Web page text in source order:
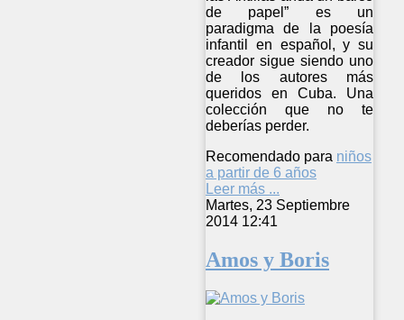
de papel” es un
paradigma de la poesía
infantil en español, y su
creador sigue siendo uno
de los autores más
queridos en Cuba. Una
colección que no te
deberías perder.
Recomendado para niños
a partir de 6 años
Leer más ...
Martes, 23 Septiembre
2014 12:41
Amos y Boris